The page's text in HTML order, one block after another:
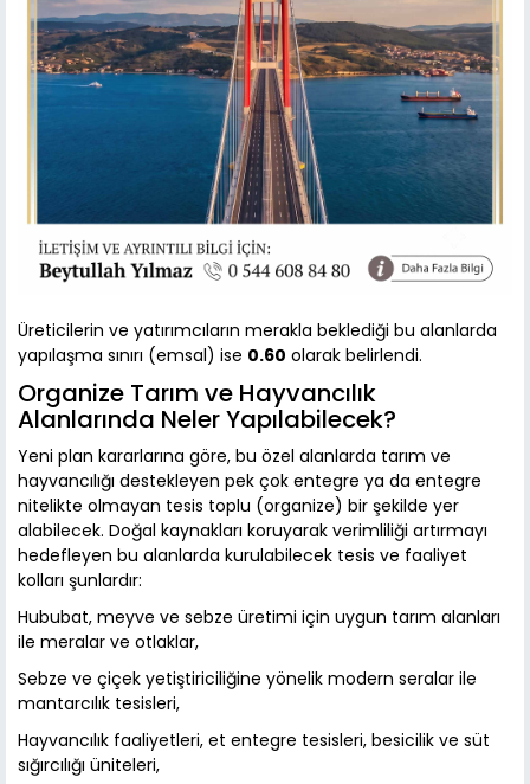
Üreticilerin ve yatırımcıların merakla beklediği bu alanlarda
yapılaşma sınırı (emsal) ise 0.60 olarak belirlendi.
Organize Tarım ve Hayvancılık
Alanlarında Neler Yapılabilecek?
Yeni plan kararlarına göre, bu özel alanlarda tarım ve
hayvancılığı destekleyen pek çok entegre ya da entegre
nitelikte olmayan tesis toplu (organize) bir şekilde yer
alabilecek. Doğal kaynakları koruyarak verimliliği artırmayı
hedefleyen bu alanlarda kurulabilecek tesis ve faaliyet
kolları şunlardır:
Hububat, meyve ve sebze üretimi için uygun tarım alanları
ile meralar ve otlaklar,
Sebze ve çiçek yetiştiriciliğine yönelik modern seralar ile
mantarcılık tesisleri,
Hayvancılık faaliyetleri, et entegre tesisleri, besicilik ve süt
sığırcılığı üniteleri,